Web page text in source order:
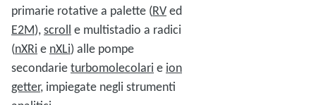
primarie rotative a palette (RVed
E2M),scroll e multistadio a radici
(nXRi e nXLi) alle pompe
secondarieturbomolecolari e ion
getter, impiegate negli strumenti